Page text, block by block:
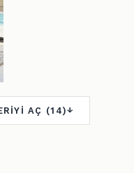
AÇ (14)